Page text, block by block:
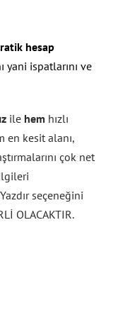
hesap
yani ispatlarını ve
ile hem hızlı
en kesit alanı,
çok net
seçeneğini
OLACAKTIR.